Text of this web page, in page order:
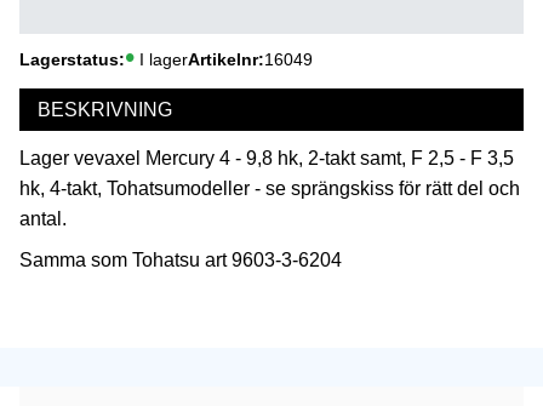
Lagerstatus I lagerArtikelnr 16049
BESKRIVNING
Lager vevaxel Mercury 4 - 9,8 hk, 2-takt samt, F 2,5 - F 3,5
hk, 4-takt, Tohatsumodeller - se sprängskiss för rätt del och
antal.
Samma som Tohatsu art 9603-3-6204